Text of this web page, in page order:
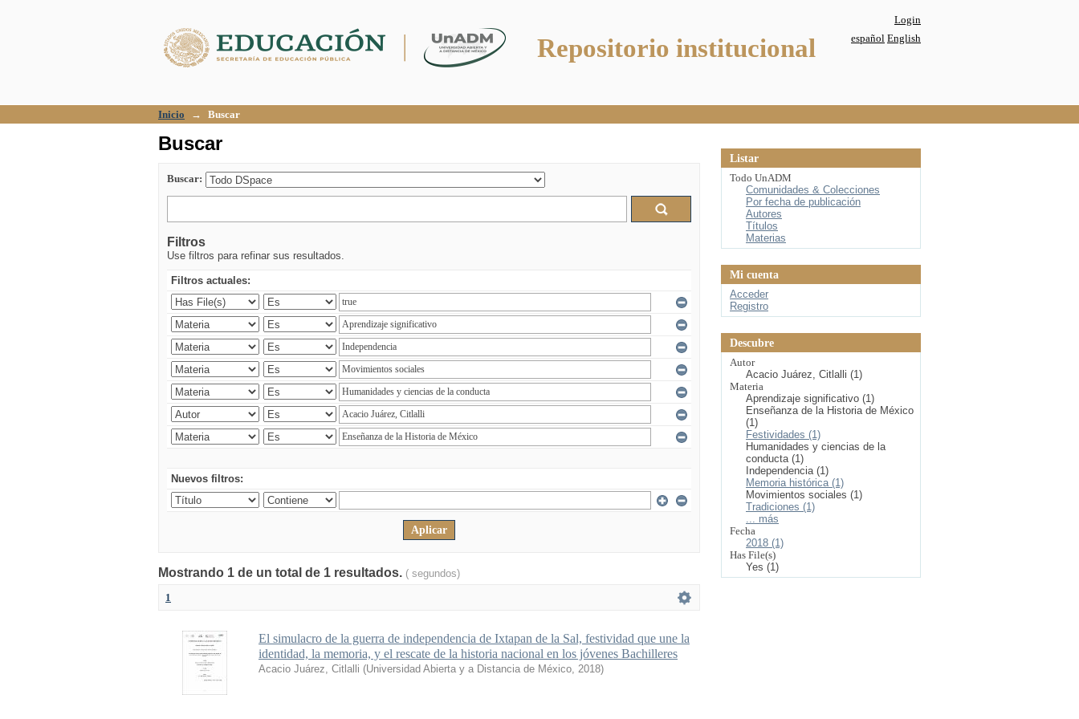
Repositorio institucional
Login
español English
Inicio → Buscar
Buscar
Buscar:
Filtros
Use filtros para refinar sus resultados.
Filtros actuales:
Nuevos filtros:
Mostrando 1 de un total de 1 resultados. ( segundos)
1
El simulacro de la guerra de independencia de Ixtapan de la Sal, festividad que une la
identidad, la memoria, y el rescate de la historia nacional en los jóvenes Bachilleres
Acacio Juárez, Citlalli (Universidad Abierta y a Distancia de México, 2018)
Listar
Todo UnADM
Comunidades & Colecciones
Por fecha de publicación
Autores
Títulos
Materias
Mi cuenta
Acceder
Registro
Descubre
Autor
Acacio Juárez, Citlalli (1)
Materia
Aprendizaje significativo (1)
Enseñanza de la Historia de México
(1)
Festividades (1)
Humanidades y ciencias de la
conducta (1)
Independencia (1)
Memoria histórica (1)
Movimientos sociales (1)
Tradiciones (1)
... más
Fecha
2018 (1)
Has File(s)
Yes (1)